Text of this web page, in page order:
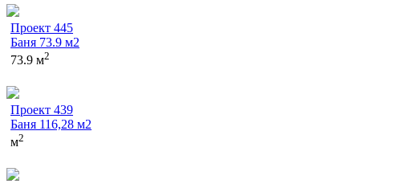
Проект 445
Баня 73.9 м2
73.9 м2
Проект 439
Баня 116,28 м2
м2